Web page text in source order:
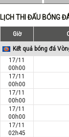
LỊCH THI ĐẤU BÓNG
Giờ
Kết quả bóng đá
17/11
00h00
17/11
00h00
17/11
00h00
17/11
00h00
17/11
02h45